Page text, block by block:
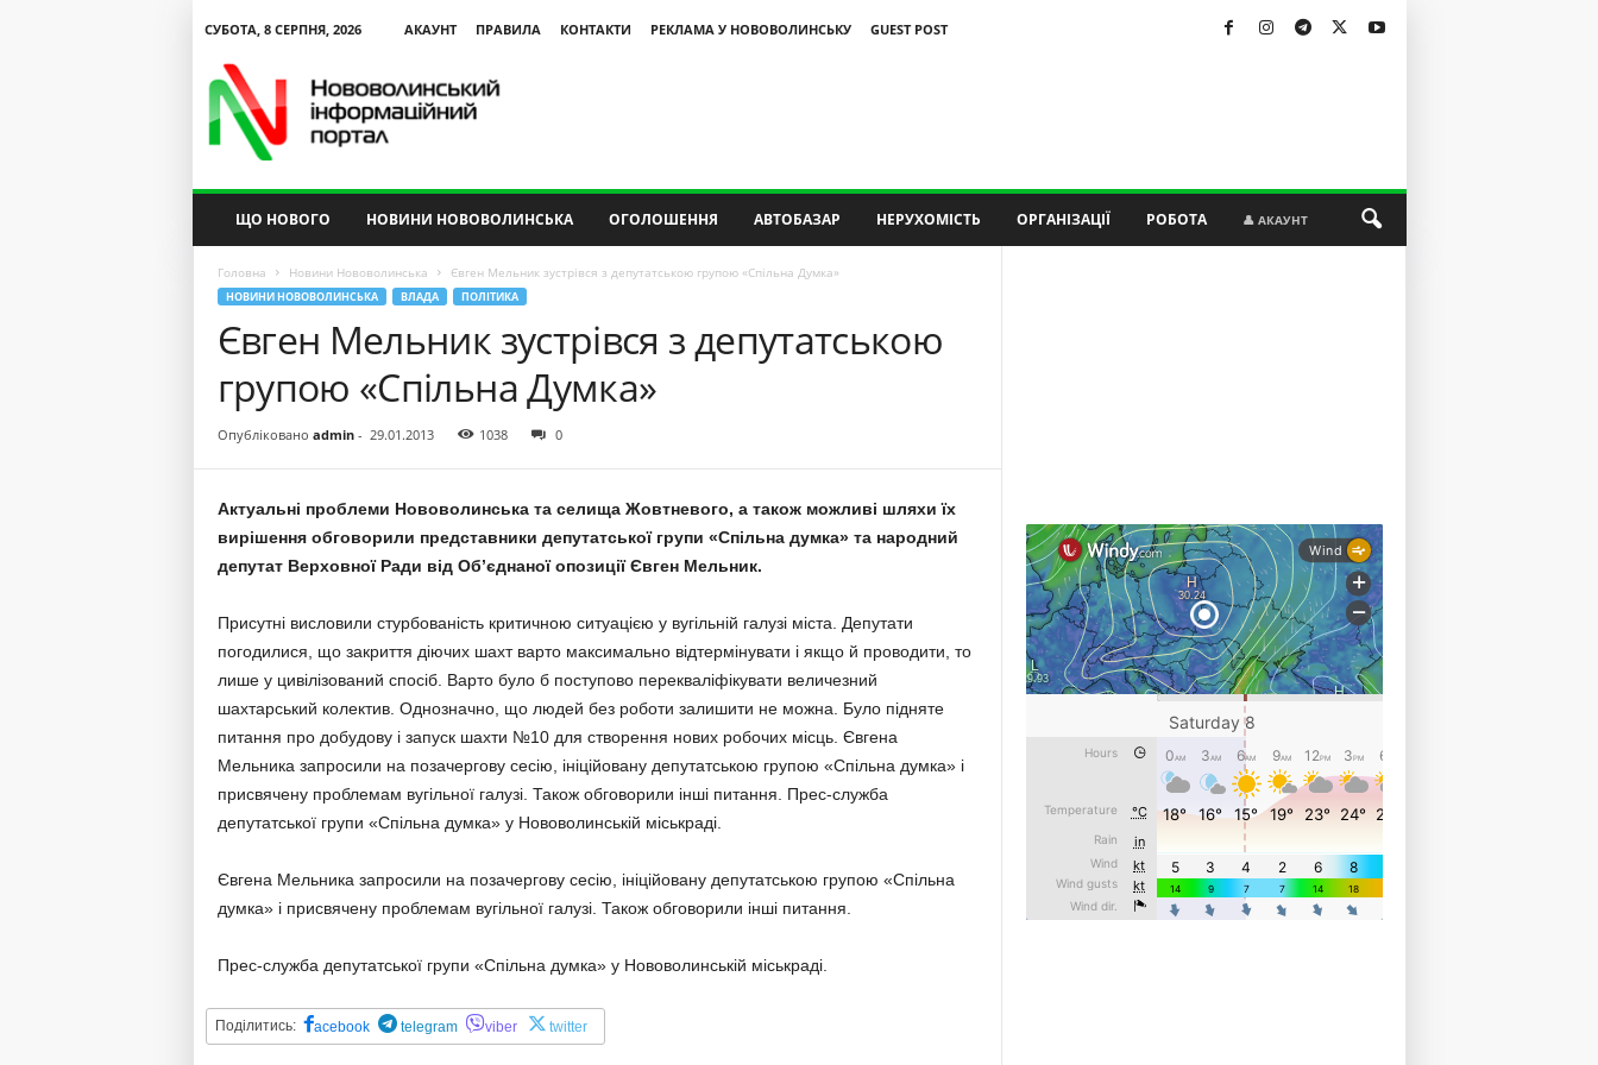
СУБОТА, 8 СЕРПНЯ, 2026 АКАУНТ ПРАВИЛА КОНТАКТИ РЕКЛАМА У НОВОВОЛИНСЬКУ
GUEST POST
ЩО НОВОГО НОВИНИ НОВОВОЛИНСЬКА ОГОЛОШЕННЯ АВТОБАЗАР НЕРУХОМІСТЬ ОРГАНІЗАЦІЇ РОБОТА 👤 АКАУНТ
Головна Новини Нововолинська Євген Мельник зустрівся з депутатською групою «Спільна Думка»
НОВИНИ НОВОВОЛИНСЬКА ВЛАДА ПОЛІТИКА
Євген Мельник зустрівся з депутатською
групою «Спільна Думка»
Опубліковано admin- 29.01.2013 1038 0
Актуальні проблеми Нововолинська та селища Жовтневого, а також можливі шляхи їх
вирішення обговорили представники депутатської групи «Спільна думка» та народний
депутат Верховної Ради від Об’єднаної опозиції Євген Мельник.
Присутні висловили стурбованість критичною ситуацією у вугільній галузі міста. Депутати
погодилися, що закриття діючих шахт варто максимально відтермінувати і якщо й проводити, то
лише у цивілізований спосіб. Варто було б поступово перекваліфікувати величезний
шахтарський колектив. Однозначно, що людей без роботи залишити не можна. Було підняте
питання про добудову і запуск шахти №10 для створення нових робочих місць. Євгена
Мельника запросили на позачергову сесію, ініційовану депутатською групою «Спільна думка» і
присвячену проблемам вугільної галузі. Також обговорили інші питання. Прес-служба
депутатської групи «Спільна думка» у Нововолинській міськраді.
Євгена Мельника запросили на позачергову сесію, ініційовану депутатською групою «Спільна
думка» і присвячену проблемам вугільної галузі. Також обговорили інші питання.
Прес-служба депутатської групи «Спільна думка» у Нововолинській міськраді.
Поділитись: acebook telegram viber twitter